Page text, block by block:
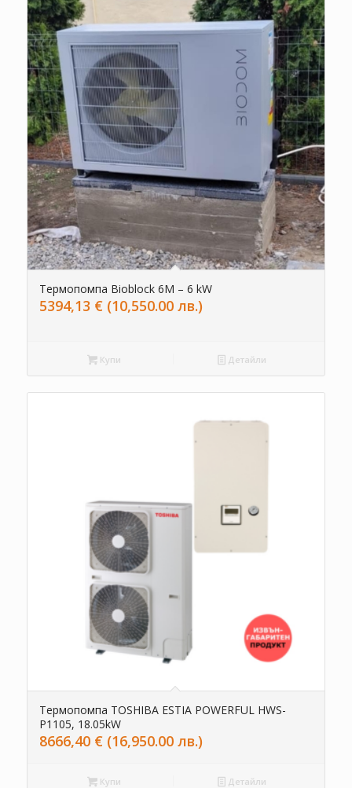
Термопомпа Bioblock 6M – 6 kW
5394,13 € (10,550.00 лв.)
Купи Детайли
Термопомпа TOSHIBA ESTIA POWERFUL HWS-
P1105, 18.05kW
8666,40 € (16,950.00 лв.)
Купи Детайли